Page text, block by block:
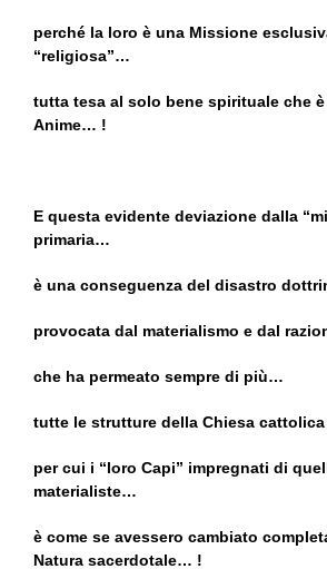
perché la loro è una Missione
“religiosa”…
tutta tesa al solo bene spirituale che
Anime… !
E questa evidente deviazione dalla
primaria…
è una conseguenza del disastro
provocata dal materialismo e dal
che ha permeato sempre di più…
tutte le strutture della Chiesa cattolica
per cui i “loro Capi” impregnati di
materialiste…
è come se avessero cambiato
Natura sacerdotale… !